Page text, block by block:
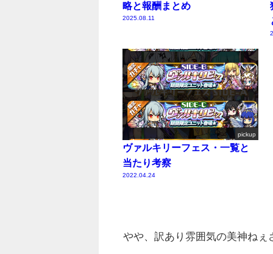
略と報酬まとめ
2025.08.11
pickup
ヴァルキリーフェス・一覧と
当たり考察
2022.04.24
やや、訳あり雰囲気の美神ねぇ